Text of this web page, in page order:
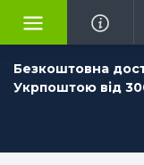
Безкоштовна
Укрпоштою від